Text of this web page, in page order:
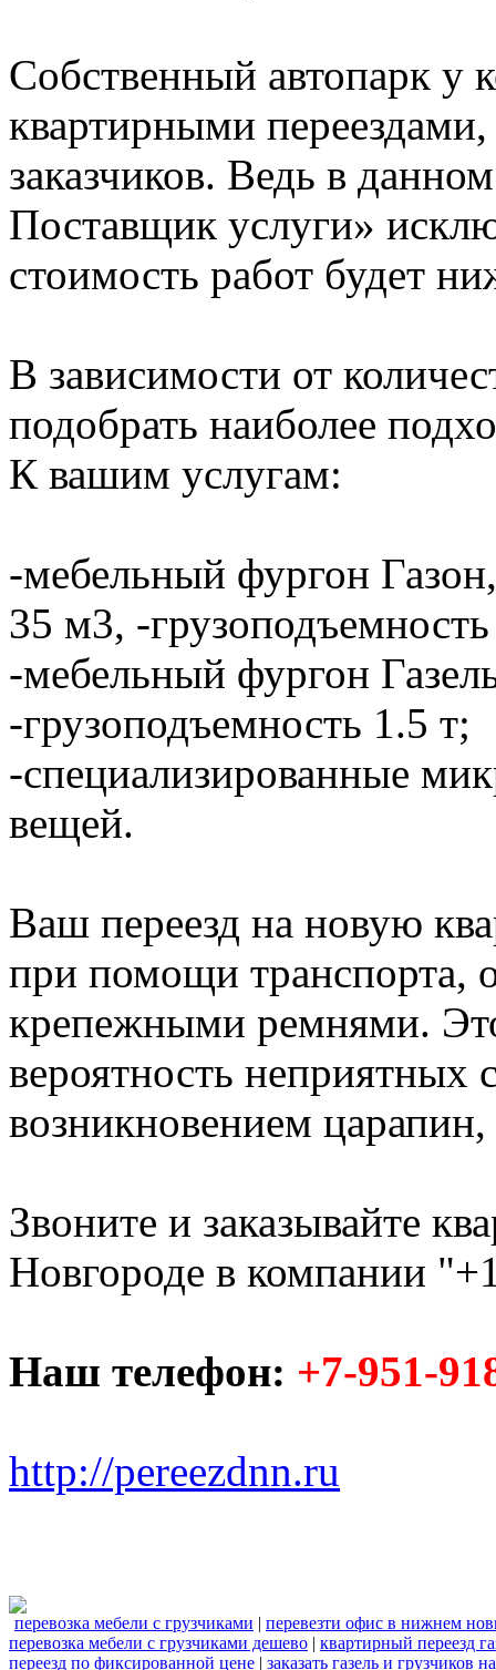
Собственный автопарк у
квартирными
заказчиков. Ведь в
Поставщик услуги»
стоимость работ будет
В зависимости от
подобрать наиболее
К вашим услугам:
-мебельный фургон
35 м3, -
-мебельный фургон
-грузоподъемность 1.5 т;
-специализированные
вещей.
Ваш переезд на новую
при помощи транспорта,
крепежными ремнями.
вероятность неприятных
возникновением царапин,
Звоните и заказывайте
Новгороде в компании
Наш телефон: +7-951-
http://pereezdnn.ru
перевозка мебели с грузчиками | перевезти офис в нижнем
перевозка мебели с грузчиками дешево | квартирный переезд
переезд по фиксированной цене | заказать газель и